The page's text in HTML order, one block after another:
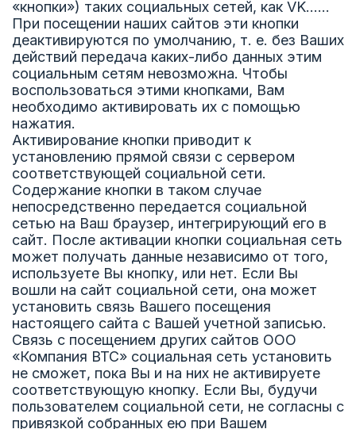
«кнопки») таких социальных сетей, как VK…...
При посещении наших сайтов эти кнопки
деактивируются по умолчанию, т. е. без Ваших
действий передача каких-либо данных этим
социальным сетям невозможна. Чтобы
воспользоваться этими кнопками, Вам
необходимо активировать их с помощью
нажатия.
Активирование кнопки приводит к
установлению прямой связи с сервером
соответствующей социальной сети.
Содержание кнопки в таком случае
непосредственно передается социальной
сетью на Ваш браузер, интегрирующий его в
сайт. После активации кнопки социальная сеть
может получать данные независимо от того,
используете Вы кнопку, или нет. Если Вы
вошли на сайт социальной сети, она может
установить связь Вашего посещения
настоящего сайта с Вашей учетной записью.
Связь с посещением других сайтов ООО
«Компания ВТС» социальная сеть установить
не сможет, пока Вы и на них не активируете
соответствующую кнопку. Если Вы, будучи
пользователем социальной сети, не согласны с
привязкой собранных ею при Вашем